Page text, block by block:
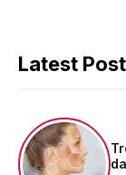
Latest Post